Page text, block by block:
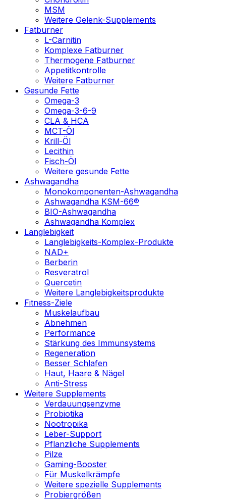
MSM
Weitere Gelenk-Supplements
Fatburner
L-Carnitin
Komplexe Fatburner
Thermogene Fatburner
Appetitkontrolle
Weitere Fatburner
Gesunde Fette
Omega-3
Omega-3-6-9
CLA & HCA
MCT-Öl
Krill-Öl
Lecithin
Fisch-Öl
Weitere gesunde Fette
Ashwagandha
Monokomponenten-Ashwagandha
Ashwagandha KSM-66®
BIO-Ashwagandha
Ashwagandha Komplex
Langlebigkeit
Langlebigkeits-Komplex-Produkte
NAD+
Berberin
Resveratrol
Quercetin
Weitere Langlebigkeitsprodukte
Fitness-Ziele
Muskelaufbau
Abnehmen
Performance
Stärkung des Immunsystems
Regeneration
Besser Schlafen
Haut, Haare & Nägel
Anti-Stress
Weitere Supplements
Verdauungsenzyme
Probiotika
Nootropika
Leber-Support
Pflanzliche Supplements
Pilze
Gaming-Booster
Für Muskelkrämpfe
Weitere spezielle Supplements
Probiergrößen